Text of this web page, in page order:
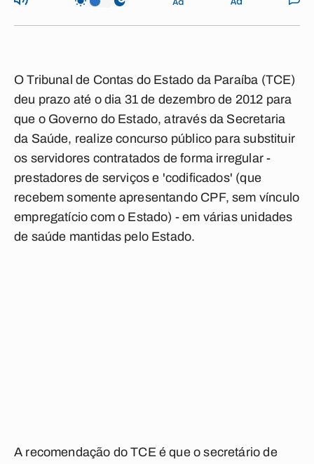
O Tribunal de Contas do Estado da Paraíba (TCE)
deu prazo até o dia 31 de dezembro de 2012 para
que o Governo do Estado, através da Secretaria
da Saúde, realize concurso público para substituir
os servidores contratados de forma irregular -
prestadores de serviços e 'codificados' (que
recebem somente apresentando CPF, sem vínculo
empregatício com o Estado) - em várias unidades
de saúde mantidas pelo Estado.
A recomendação do TCE é que o secretário de